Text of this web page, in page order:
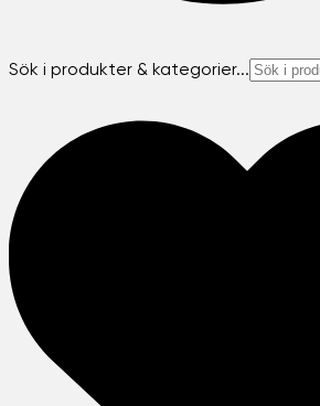
Sök i produkter & kategorier...